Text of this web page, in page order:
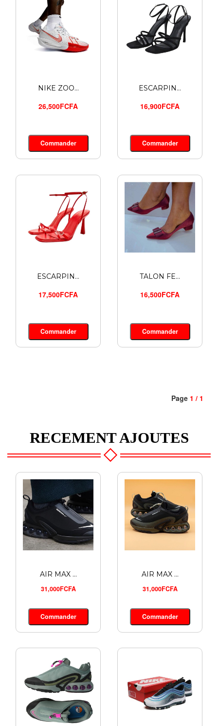
NIKE ZOO...
26,500FCFA
Commander
ESCARPIN...
16,900FCFA
Commander
ESCARPIN...
17,500FCFA
Commander
TALON FE...
16,500FCFA
Commander
Page 1 / 1
RECEMENT AJOUTES
AIR MAX ...
31,000FCFA
Commander
AIR MAX ...
31,000FCFA
Commander